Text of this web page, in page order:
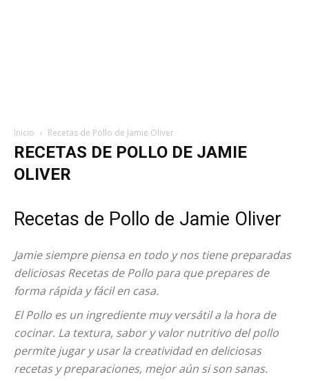
Inicio Recetas de Pollo de Jamie Oliver
RECETAS DE POLLO DE JAMIE
OLIVER
Recetas de Pollo de Jamie Oliver
Jamie siempre piensa en todo y nos tiene preparadas
deliciosas Recetas de Pollo para que prepares de
forma rápida y fácil en casa.
El Pollo es un ingrediente muy versátil a la hora de
cocinar. La textura, sabor y valor nutritivo del pollo
permite jugar y usar la creatividad en deliciosas
recetas y preparaciones, mejor aún si son sanas.